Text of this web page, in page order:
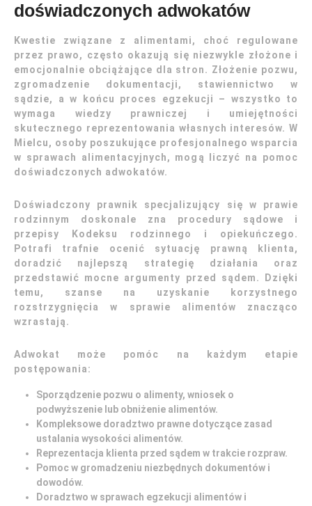
doświadczonych adwokatów
Kwestie związane z alimentami, choć regulowane
przez prawo, często okazują się niezwykle złożone i
emocjonalnie obciążające dla stron. Złożenie pozwu,
zgromadzenie dokumentacji, stawiennictwo w
sądzie, a w końcu proces egzekucji – wszystko to
wymaga wiedzy prawniczej i umiejętności
skutecznego reprezentowania własnych interesów. W
Mielcu, osoby poszukujące profesjonalnego wsparcia
w sprawach alimentacyjnych, mogą liczyć na pomoc
doświadczonych adwokatów.
Doświadczony prawnik specjalizujący się w prawie
rodzinnym doskonale zna procedury sądowe i
przepisy Kodeksu rodzinnego i opiekuńczego.
Potrafi trafnie ocenić sytuację prawną klienta,
doradzić najlepszą strategię działania oraz
przedstawić mocne argumenty przed sądem. Dzięki
temu, szanse na uzyskanie korzystnego
rozstrzygnięcia w sprawie alimentów znacząco
wzrastają.
Adwokat może pomóc na każdym etapie
postępowania:
Sporządzenie pozwu o alimenty, wniosek o
podwyższenie lub obniżenie alimentów.
Kompleksowe doradztwo prawne dotyczące zasad
ustalania wysokości alimentów.
Reprezentacja klienta przed sądem w trakcie rozpraw.
Pomoc w gromadzeniu niezbędnych dokumentów i
dowodów.
Doradztwo w sprawach egzekucji alimentów i